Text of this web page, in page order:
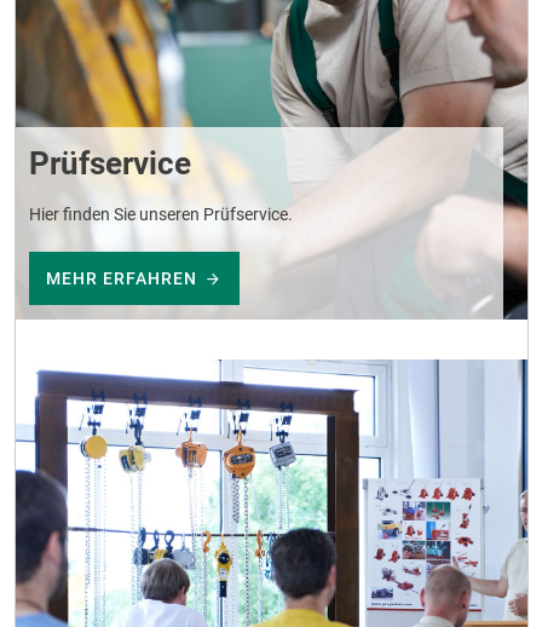
Prüfservice
Hier finden Sie unseren Prüfservice.
MEHR ERFAHREN